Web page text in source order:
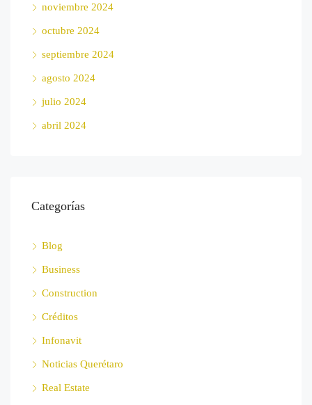
noviembre 2024
octubre 2024
septiembre 2024
agosto 2024
julio 2024
abril 2024
Categorías
Blog
Business
Construction
Créditos
Infonavit
Noticias Querétaro
Real Estate